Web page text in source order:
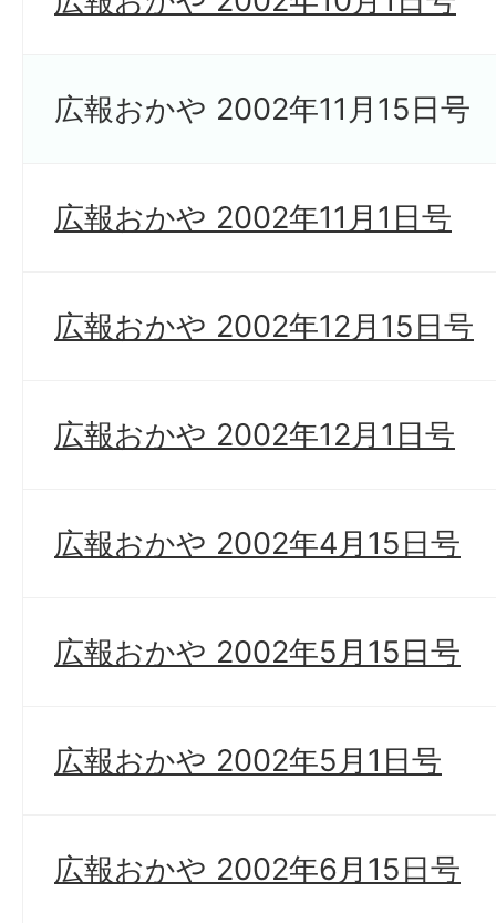
広報おかや 2002年11月15日号
広報おかや 2002年11月1日号
広報おかや 2002年12月15日号
広報おかや 2002年12月1日号
広報おかや 2002年4月15日号
広報おかや 2002年5月15日号
広報おかや 2002年5月1日号
広報おかや 2002年6月15日号